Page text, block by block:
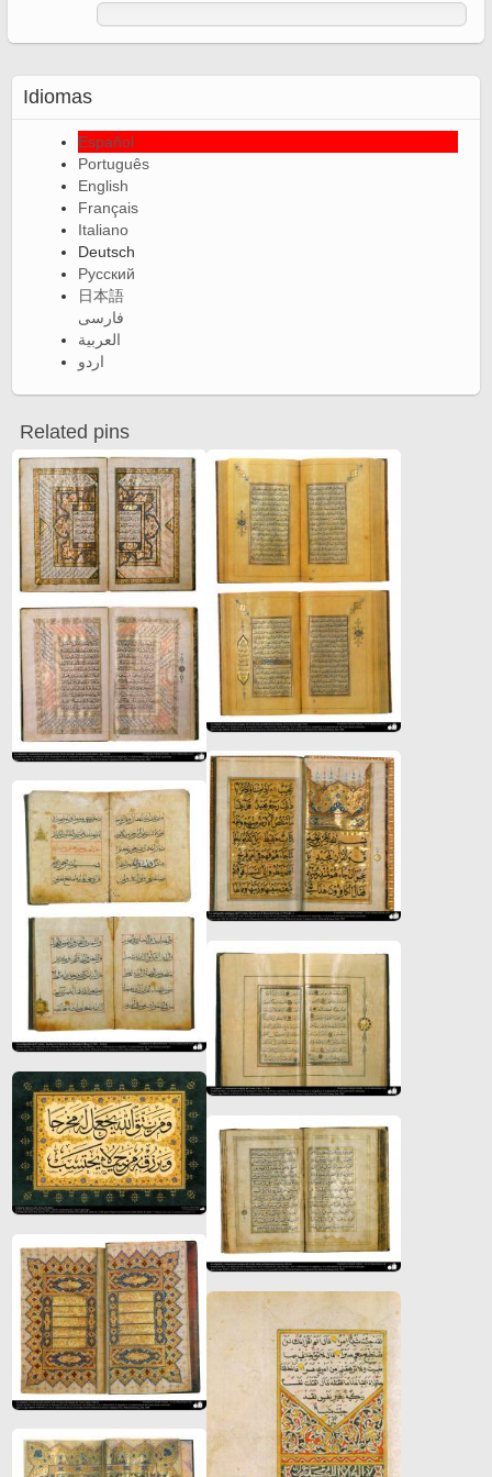
Idiomas
Español
Português
English
Français
Italiano
Deutsch
Русский
日本語
فارسی
العربية
اردو
Related pins